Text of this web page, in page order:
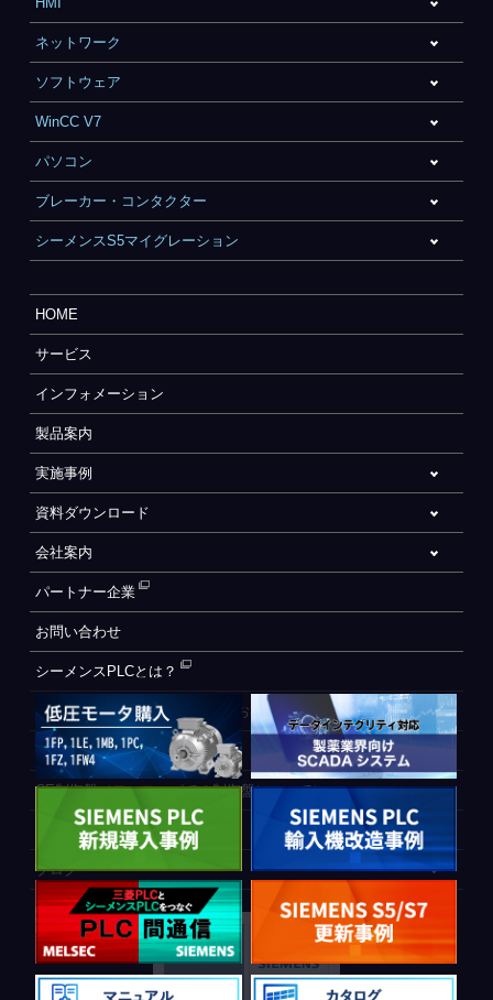
ネットワーク
ソフトウェア
WinCC V7
パソコン
ブレーカー・コンタクター
シーメンスS5マイグレーション
HOME
サービス
インフォメーション
製品案内
実施事例
資料ダウンロード
会社案内
パートナー企業
お問い合わせ
シーメンスPLCとは？
自動化設備をご検討されているお客様へ
WEB会員登録フォーム
CE制御盤（ヨーロッパでの制御盤について）
PLC間通信
ブログ